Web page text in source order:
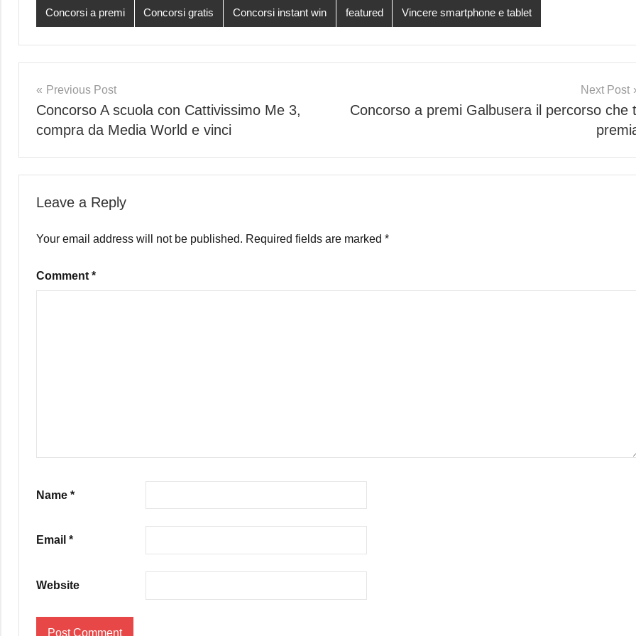
Concorsi a premi Concorsi gratis Concorsi instant win featured Vincere smartphone e tablet
Post
navigation
Previous Post
Concorso A scuola con Cattivissimo Me 3,
compra da Media World e vinci
Next Post
Concorso a premi Galbusera il percorso che
Leave a Reply
Your email address will not be published. Required fields are marked *
Comment *
Name *
Email *
Website